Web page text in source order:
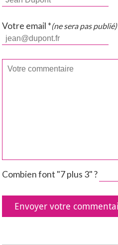
Votre email *(ne sera pas publié)
Combien font "7 plus 3" ?